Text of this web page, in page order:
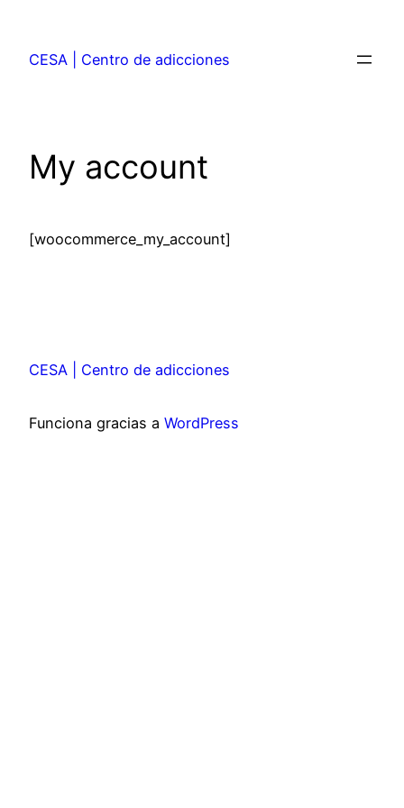
CESA | Centro de adicciones
My account
[woocommerce_my_account]
CESA | Centro de adicciones
Funciona gracias a WordPress